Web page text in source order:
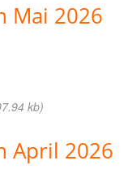
Mai 2026
kb)
April 2026